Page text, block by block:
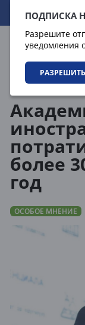
ПОДПИСКА
Разрешите
уведомления
РАЗРЕШИТЬ
06.08.2026
более
год
ОСОБОЕ МНЕНИЕ